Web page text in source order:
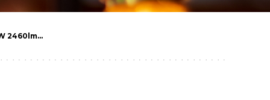
2460lm…